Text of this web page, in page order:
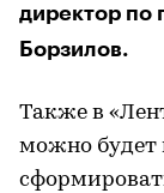
директор по
Борзилов.
Также в
можно будет